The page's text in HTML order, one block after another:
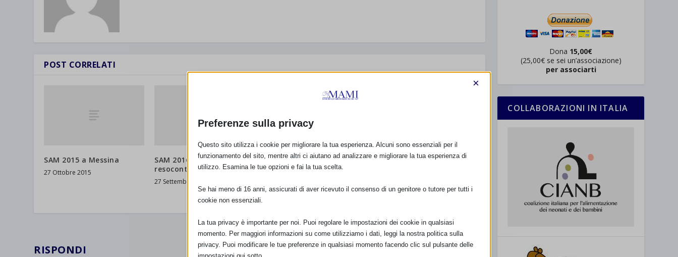
POST CORRELATI
SAM 2015 a Messina
27 Ottobre 2015
SAM 2016 SIRACUSA con
resoconto
27 Settembre 2016
Ambulatorio
Allattamento GEPO: un
neomamme
SAM 2022 a Uscio (GE) con
RISPONDI
Dona 15,00€
(25,00€ se sei un’associazione)
per associarti
COLLABORAZIONI IN ITALIA
Preferenze sulla privacy
×
Questo sito utilizza i cookie per migliorare la tua esperienza. Alcuni sono essenziali per il
funzionamento del sito, mentre altri ci aiutano ad analizzare e migliorare la tua esperienza di
utilizzo. Esamina le tue opzioni e fai la tua scelta.
Se hai meno di 16 anni, assicurati di aver ricevuto il consenso di un genitore o tutore per tutti i
cookie non essenziali.
La tua privacy è importante per noi. Puoi regolare le impostazioni dei cookie in qualsiasi
momento. Per maggiori informazioni su come utilizziamo i dati, leggi la nostra politica sulla
privacy. Puoi modificare le tue preferenze in qualsiasi momento facendo clic sul pulsante delle
impostazioni qui sotto.